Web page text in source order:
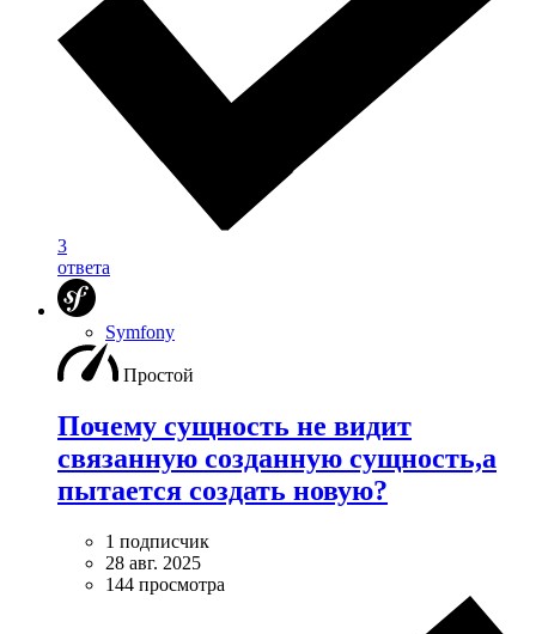
3
ответа
Symfony
Простой
Почему сущность не видит
связанную созданную сущность,а
пытается создать новую?
1 подписчик
28 авг. 2025
144 просмотра